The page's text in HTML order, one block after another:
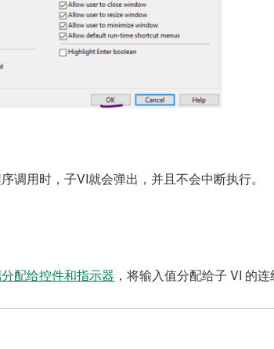
调用时，子VI就会弹出，并且不会中断执行。
配给控件和指示器 ，将输入值分配给子 VI 的连